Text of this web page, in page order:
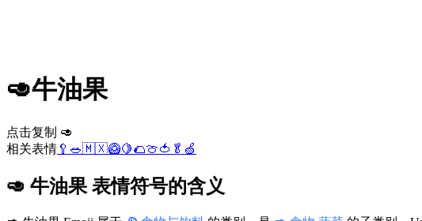
🥑牛油果
点击复制 🥑
相关表情 🥄 🥗🇲🇽🥝🍋🌮🍈🍅 🥬 🍏
🥑 牛油果 表情符号的含义